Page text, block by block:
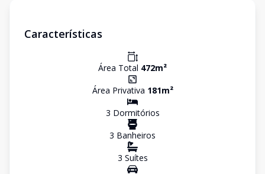
Características
Área Total 472m²
Área Privativa 181m²
3 Dormitórios
3 Banheiros
3 Suítes